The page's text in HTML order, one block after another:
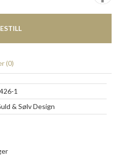
(0)
1
& Sølv Design